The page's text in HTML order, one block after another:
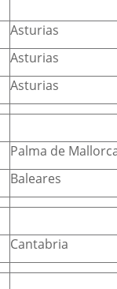
Asturias
Asturias
Asturias
Palma de
Baleares
Cantabria